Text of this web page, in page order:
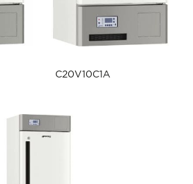
C20V10C1A